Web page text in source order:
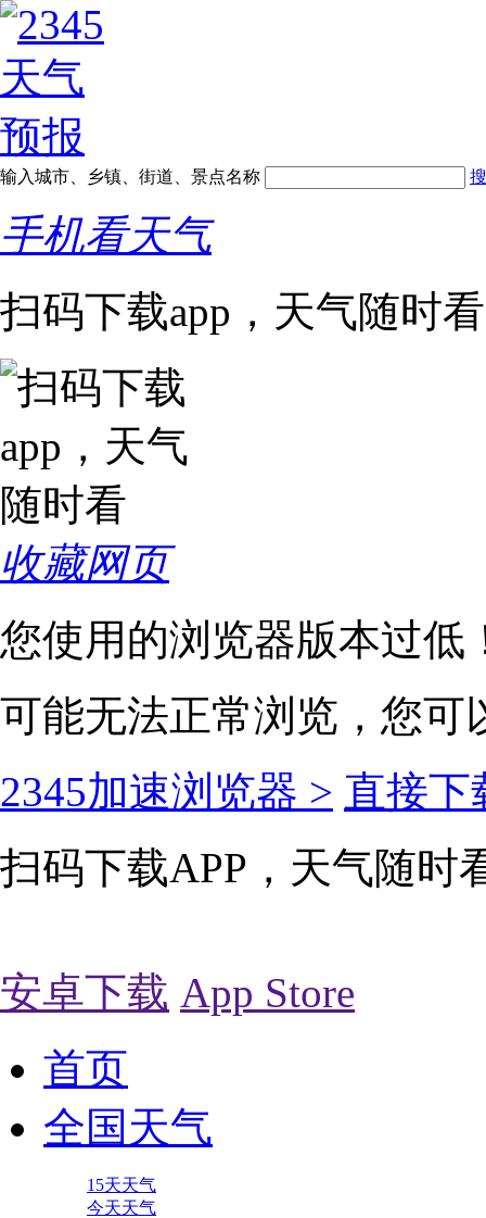
输入城市、乡镇、街道、景点名称
手机看天气
扫码下载app，天气随时看
收藏网页
您使用的浏览器版本过低
可能无法正常浏览，您可
2345加速浏览器 > 直接下
扫码下载APP，天气随时
安卓下载 App Store
首页
全国天气
15天天气
今天天气